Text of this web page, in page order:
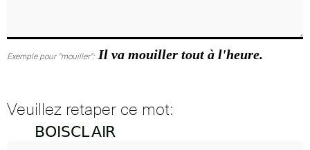
Exemple pour "mouiller": Il va mouiller tout à l'heure.
Veuillez retaper ce mot: